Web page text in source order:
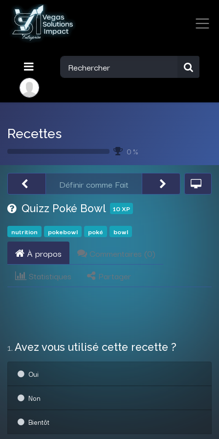
Recettes
0 %
Quizz Poké Bowl 10XP
Définir comme Fait
nutrition pokebowl poké bowl
À propos Commentaires (0)
Statistiques
Partager
1 . Avez vous utilisé cette recette ?
Oui
Non
Bientôt